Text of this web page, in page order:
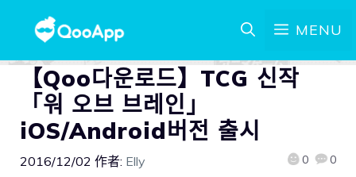
MENU
【Qoo다운로드】TCG 신작
「워 오브 브레인」
iOS/Android버전 출시
2016/12/02 作者: Elly 0 0